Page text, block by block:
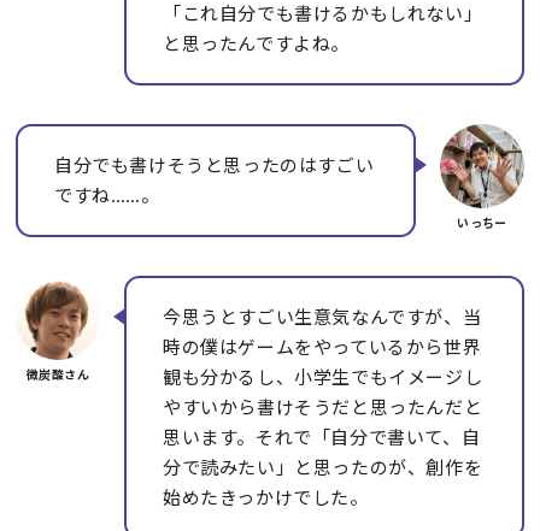
「これ自分でも書けるかもしれない」
と思ったんですよね。
自分でも書けそうと思ったのはすごい
ですね……。
今思うとすごい生意気なんですが、当
時の僕はゲームをやっているから世界
観も分かるし、小学生でもイメージし
やすいから書けそうだと思ったんだと
思います。それで「自分で書いて、自
分で読みたい」と思ったのが、創作を
始めたきっかけでした。